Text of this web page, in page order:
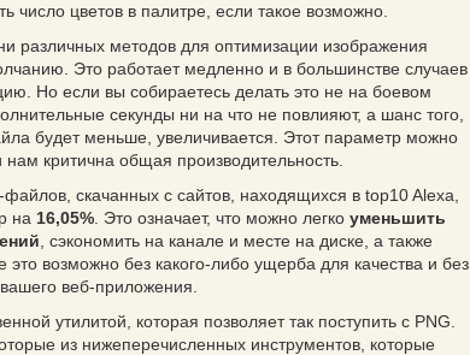
число цветов в палитре, если такое возможно.
различных методов для оптимизации изображения
Это работает медленно и в большинстве случаев
Но если вы собираетесь делать это не на боевом
секунды ни на что не повлияют, а шанс того,
будет меньше, увеличивается. Этот параметр можно
критична общая производительность.
скачанных с сайтов, находящихся в top10 Alexa,
на 16,05% . Это означает, что можно легко уменьшить
, сэкономить на канале и месте на диске, а также
это возможно без какого-либо ущерба для качества и без
веб-приложения.
утилитой, которая позволяет так поступить с PNG.
из нижеперечисленных инструментов, которые